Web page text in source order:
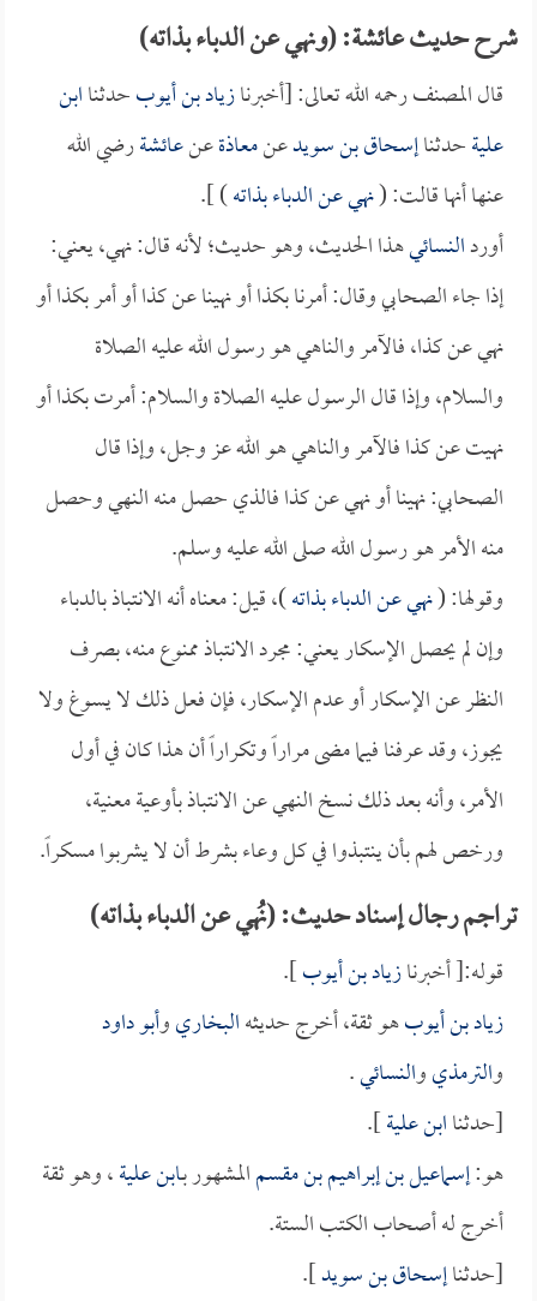
شرح حديث عائشة: (ونهي عن الدباء بذاته)
قال المصنف رحمه الله تعالى: [أخبرنازياد بن أيوبحدثناابن
عليةحدثناإسحاق بن سويدعنمعاذةعنعائشةرضي الله
عنها أنها قالت: (نهي عن الدباء بذاته) ].
أوردالنسائيهذا الحديث، وهو حديث؛ لأنه قال: نهي، يعني:
إذا جاء الصحابي وقال: أمرنا بكذا أو نهينا عن كذا أو أمر بكذا أو
نهي عن كذا، فالآمر والناهي هو رسول الله عليه الصلاة
والسلام، وإذا قال الرسول عليه الصلاة والسلام: أمرت بكذا أو
نهيت عن كذا فالآمر والناهي هو الله عز وجل، وإذا قال
الصحابي: نهينا أو نهي عن كذا فالذي حصل منه النهي وحصل
منه الأمر هو رسول الله صلى الله عليه وسلم.
وقولها: (نهي عن الدباء بذاته)، قيل: معناه أنه الانتباذ بالدباء
وإن لم يحصل الإسكار يعني: مجرد الانتباذ ممنوع منه، بصرف
النظر عن الإسكار أو عدم الإسكار، فإن فعل ذلك لا يسوغ ولا
يجوز، وقد عرفنا فيما مضى مراراً وتكراراً أن هذا كان في أول
الأمر، وأنه بعد ذلك نسخ النهي عن الانتباذ بأوعية معنية،
ورخص لهم بأن ينتبذوا في كل وعاء بشرط أن لا يشربوا مسكراً.
تراجم رجال إسناد حديث: (نُهي عن الدباء بذاته)
قوله:[ أخبرنازياد بن أيوب].
زياد بن أيوبهو ثقة، أخرج حديثهالبخاريوأبو داود
والترمذيوالنسائي.
[حدثناابن علية].
هو:إسماعيل بن إبراهيم بن مقسمالمشهور بـابن علية، وهو ثقة
أخرج له أصحاب الكتب الستة.
[حدثناإسحاق بن سويد].